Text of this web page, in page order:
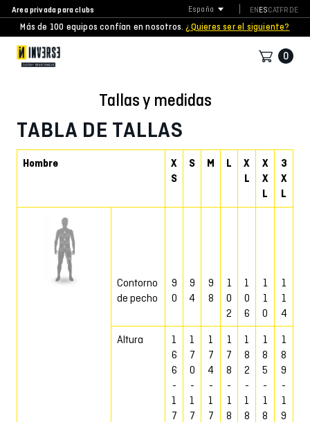
Area privada para clubs
Más de 100 equipos confían en nosotros.¿Quieres ser el siguiente?
España ENESCATFR DE
0
Tallas y medidas
TABLA DE TALLAS
Hombre
X
S
S M L
X
L
X
X
L
3
X
L
Contorno
de pecho
9
0
9
4
9
8
1
0
2
1
0
6
1
1
0
1
1
4
Altura
1
6
6
-
1
7
1
7
0
-
1
7
1
7
4
-
1
7
1
7
8
-
1
8
1
8
2
-
1
8
1
8
5
-
1
8
1
8
9
-
1
9